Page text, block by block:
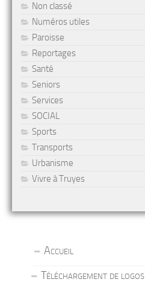
Non classé
Numéros utiles
Paroisse
Reportages
Santé
Seniors
Services
SOCIAL
Sports
Transports
Urbanisme
Vivre à Truyes
Accueil
Téléchargement de logos